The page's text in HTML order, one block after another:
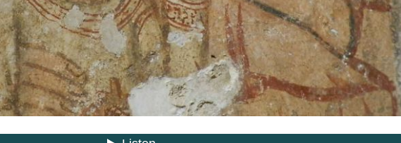
Maschera apotropaica
demone grande con lingua
realizzata a mano – Ceramica
di Seminara
€45,00